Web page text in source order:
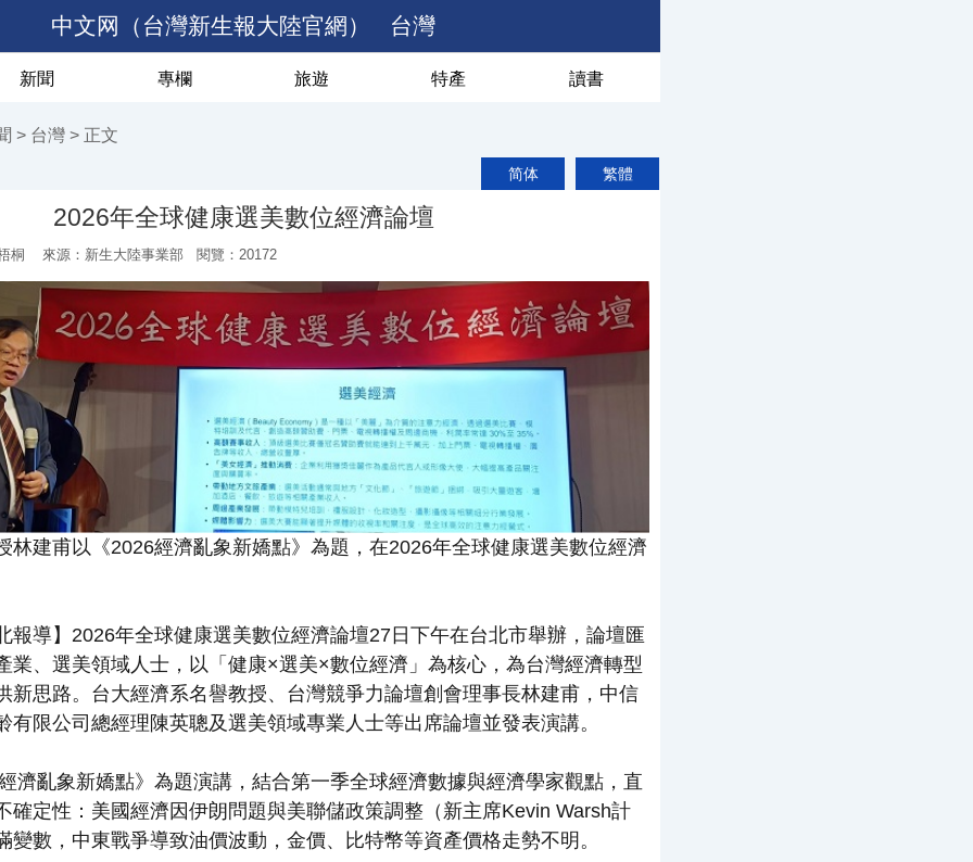
中文网（台灣新生報大陸官網） 台灣
新聞 專欄 旅遊 特產 讀書
> 台灣 > 正文
繁體
简体
2026年全球健康選美數位經濟論壇
桐 來源：新生大陸事業部 閱覽： 20172
林建甫以《2026經濟亂象新嬌點》為題，在2026年全球健康選美數位經濟
導】2026年全球健康選美數位經濟論壇27日下午在台北市舉辦，論壇匯
業、選美領域人士，以「健康×選美×數位經濟」為核心，為台灣經濟轉型
新思路。台大經濟系名譽教授、台灣競爭力論壇創會理事長林建甫，中信
有限公司總經理陳英聰及選美領域專業人士等出席論壇並發表演講。
濟亂象新嬌點》為題演講，結合第一季全球經濟數據與經濟學家觀點，直
確定性：美國經濟因伊朗問題與美聯儲政策調整（新主席Kevin Warsh計
變數，中東戰爭導致油價波動，金價、比特幣等資產價格走勢不明。